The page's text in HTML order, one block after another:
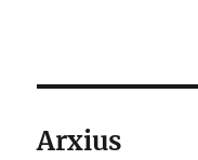
Arxius